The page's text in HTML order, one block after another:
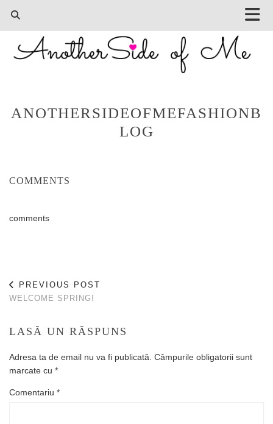
ANOTHERSIDEOFMEFASHIONB
LOG
COMMENTS
comments
PREVIOUS POST
WELCOME SPRING!
LASĂ UN RĂSPUNS
Adresa ta de email nu va fi publicată. Câmpurile obligatorii sunt
marcate cu *
Comentariu *